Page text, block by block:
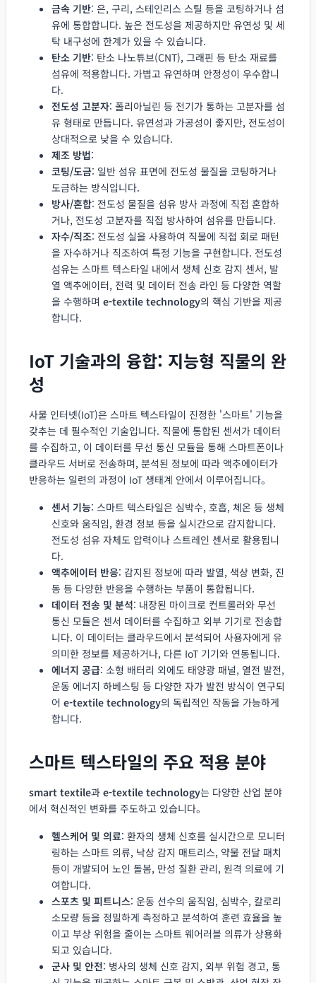
금속 기반: 은, 구리, 스테인리스 스틸 등을 코팅하거나 섬
유에 통합합니다. 높은 전도성을 제공하지만 유연성 및 세
탁 내구성에 한계가 있을 수 있습니다.
탄소 기반: 탄소 나노튜브(CNT), 그래핀 등 탄소 재료를
섬유에 적용합니다. 가볍고 유연하며 안정성이 우수합니
다.
전도성 고분자: 폴리아닐린 등 전기가 통하는 고분자를 섬
유 형태로 만듭니다. 유연성과 가공성이 좋지만, 전도성이
상대적으로 낮을 수 있습니다.
제조 방법:
코팅/도금: 일반 섬유 표면에 전도성 물질을 코팅하거나
도금하는 방식입니다.
방사/혼합: 전도성 물질을 섬유 방사 과정에 직접 혼합하
거나, 전도성 고분자를 직접 방사하여 섬유를 만듭니다.
자수/직조: 전도성 실을 사용하여 직물에 직접 회로 패턴
을 자수하거나 직조하여 특정 기능을 구현합니다. 전도성
섬유는 스마트 텍스타일 내에서 생체 신호 감지 센서, 발
열 액추에이터, 전력 및 데이터 전송 라인 등 다양한 역할
을 수행하며 e-textile technology의 핵심 기반을 제공
합니다.
IoT 기술과의 융합: 지능형 직물의 완
성
사물 인터넷(IoT)은 스마트 텍스타일이 진정한 '스마트' 기능을
갖추는 데 필수적인 기술입니다. 직물에 통합된 센서가 데이터
를 수집하고, 이 데이터를 무선 통신 모듈을 통해 스마트폰이나
클라우드 서버로 전송하며, 분석된 정보에 따라 액추에이터가
반응하는 일련의 과정이 IoT 생태계 안에서 이루어집니다。
센서 기능: 스마트 텍스타일은 심박수, 호흡, 체온 등 생체
신호와 움직임, 환경 정보 등을 실시간으로 감지합니다.
전도성 섬유 자체도 압력이나 스트레인 센서로 활용됩니
다.
액추에이터 반응: 감지된 정보에 따라 발열, 색상 변화, 진
동 등 다양한 반응을 수행하는 부품이 통합됩니다.
데이터 전송 및 분석: 내장된 마이크로 컨트롤러와 무선
통신 모듈은 센서 데이터를 수집하고 외부 기기로 전송합
니다. 이 데이터는 클라우드에서 분석되어 사용자에게 유
의미한 정보를 제공하거나, 다른 IoT 기기와 연동됩니다.
에너지 공급: 소형 배터리 외에도 태양광 패널, 열전 발전,
운동 에너지 하베스팅 등 다양한 자가 발전 방식이 연구되
어 e-textile technology의 독립적인 작동을 가능하게
합니다.
스마트 텍스타일의 주요 적용 분야
smart textile과 e-textile technology는 다양한 산업 분야
에서 혁신적인 변화를 주도하고 있습니다。
헬스케어 및 의료: 환자의 생체 신호를 실시간으로 모니터
링하는 스마트 의류, 낙상 감지 매트리스, 약물 전달 패치
등이 개발되어 노인 돌봄, 만성 질환 관리, 원격 의료에 기
여합니다.
스포츠 및 피트니스: 운동 선수의 움직임, 심박수, 칼로리
소모량 등을 정밀하게 측정하고 분석하여 훈련 효율을 높
이고 부상 위험을 줄이는 스마트 웨어러블 의류가 상용화
되고 있습니다.
군사 및 안전: 병사의 생체 신호 감지, 외부 위험 경고, 통